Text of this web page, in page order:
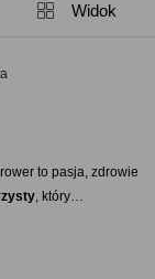
to pasja, zdrowie
, który
miłośnikach
Widok